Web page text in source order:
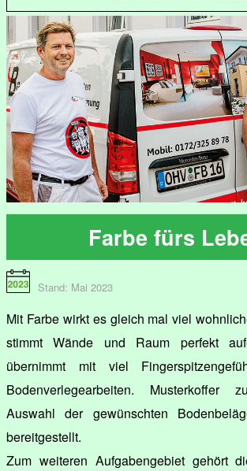
Farbe fürs
Stand: Mai 2023
Mit Farbe wirkt es gleich mal viel
stimmt Wände und Raum perfekt
übernimmt mit viel
Bodenverlegearbeiten. Musterkoffer
Auswahl der gewünschten
bereitgestellt.
Zum weiteren Aufgabengebiet gehört